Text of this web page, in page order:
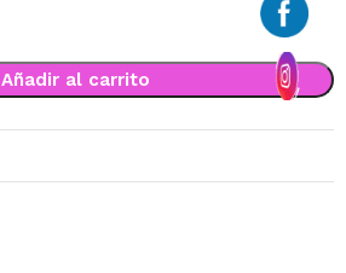
Añadir al carrito